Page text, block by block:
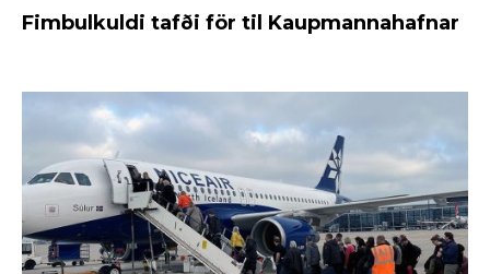
Fimbulkuldi tafði för til Kaupmannahafnar